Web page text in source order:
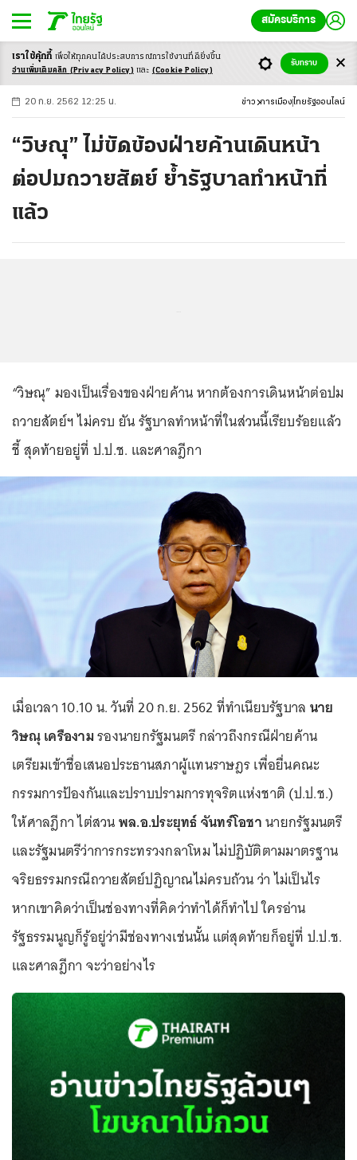
สมัครบริการ
-ก ก ก+
20 ก.ย. 2562 12:25 น. ข่าว การเมือง ไทยรัฐออนไลน์
“วิษณุ” ไม่ขัดข้องฝ่ายค้านเดินหน้า
ต่อปมถวายสัตย์ ย้ำรัฐบาลทำหน้าที่
แล้ว
“วิษณุ” มองเป็นเรื่องของฝ่ายค้าน หากต้องการเดินหน้าต่อปม
ถวายสัตย์ฯ ไม่ครบ ยัน รัฐบาลทำหน้าที่ในส่วนนี้เรียบร้อยแล้ว
ชี้ สุดท้ายอยู่ที่ ป.ป.ช. และศาลฎีกา
เมื่อเวลา 10.10 น. วันที่ 20 ก.ย. 2562 ที่ทำเนียบรัฐบาล นาย
วิษณุ เครืองามรองนายกรัฐมนตรี กล่าวถึงกรณีฝ่ายค้าน
เตรียมเข้าชื่อเสนอประธานสภาผู้แทนราษฎร เพื่อยื่นคณะ
กรรมการป้องกันและปราบปรามการทุจริตแห่งชาติ (ป.ป.ช.)
ให้ศาลฎีกา ไต่สวนพล.อ.ประยุทธ์ จันทร์โอชานายกรัฐมนตรี
และรัฐมนตรีว่าการกระทรวงกลาโหม ไม่ปฏิบัติตามมาตรฐาน
จริยธรรมกรณีถวายสัตย์ปฏิญาณไม่ครบถ้วน ว่า ไม่เป็นไร
หากเขาคิดว่าเป็นช่องทางที่คิดว่าทำได้ก็ทำไป ใครอ่าน
รัฐธรรมนูญก็รู้อยู่ว่ามีช่องทางเช่นนั้น แต่สุดท้ายก็อยู่ที่ ป.ป.ช.
และศาลฎีกา จะว่าอย่างไร
เราใช้คุ้กกี้ เพื่อให้ทุกคนได้ประสบการณ์การใช้งานที่ดียิ่งขึ้น
อ่านเพิ่มเติมคลิก (Privacy Policy) และ (Cookie Policy)
รับทราบ